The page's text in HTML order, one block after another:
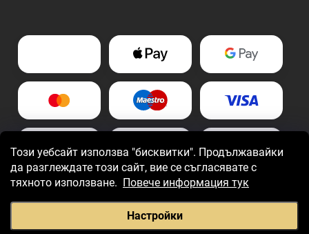
Този уебсайт използва "бисквитки". Продължавайки
да разглеждате този сайт, вие се съгласявате с
тяхното използване. Повече информация тук
Настройки